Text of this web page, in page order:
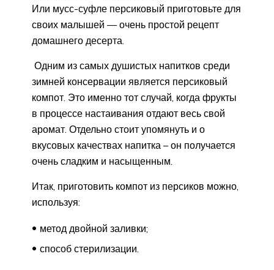
Или мусс-суфле персиковый приготовьте для
своих малышей — очень простой рецепт
домашнего десерта.
Одним из самых душистых напитков среди
зимней консервации является персиковый
компот. Это именно тот случай, когда фрукты
в процессе настаивания отдают весь свой
аромат. Отдельно стоит упомянуть и о
вкусовых качествах напитка – он получается
очень сладким и насыщенным.
Итак, приготовить компот из персиков можно,
используя:
метод двойной заливки;
способ стерилизации.